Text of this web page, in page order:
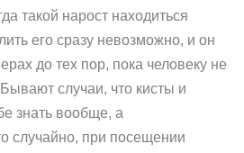
такой нарост находиться
его сразу невозможно, и он
до тех пор, пока человеку не
случаи, что кисты и
знать вообще, а
случайно, при посещении